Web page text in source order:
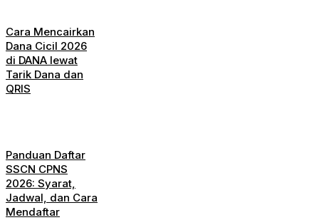
Cara Mencairkan
Dana Cicil 2026
di DANA lewat
Tarik Dana dan
QRIS
Panduan Daftar
SSCN CPNS
2026: Syarat,
Jadwal, dan Cara
Mendaftar